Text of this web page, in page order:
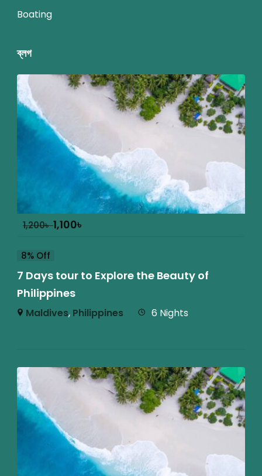
Boating
ব্লগ
1,200৳1,100৳
8% Off
7 Days tour to Explore the Beauty of
Philippines
Maldives, Philippines 6 Nights